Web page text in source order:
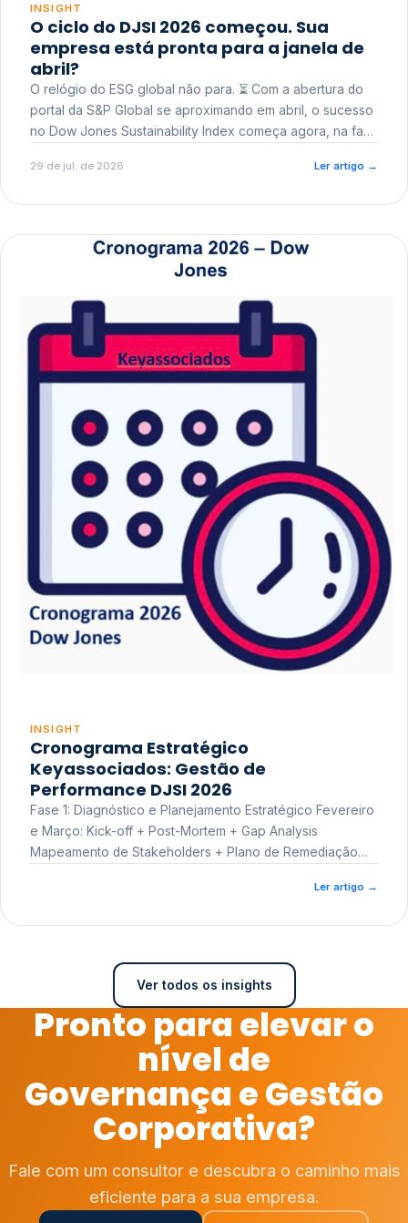
INSIGHT
O ciclo do DJSI 2026 começou. Sua
empresa está pronta para a janela de
abril?
O relógio do ESG global não para. ⏳ Com a abertura do
portal da S&P Global se aproximando em abril, o sucesso
no Dow Jones Sustainability Index começa agora, na fase
29 de jul. de 2026 Ler artigo →
INSIGHT
Cronograma Estratégico
Keyassociados: Gestão de
Performance DJSI 2026
Fase 1: Diagnóstico e Planejamento Estratégico Fevereiro
e Março: Kick-off + Post-Mortem + Gap Analysis
Mapeamento de Stakeholders + Plano de Remediação
Ler artigo →
Ver todos os insights
Pronto para elevar o
nível de
Governança e Gestão
Corporativa?
Fale com um consultor e descubra o caminho mais
eficiente para a sua empresa.